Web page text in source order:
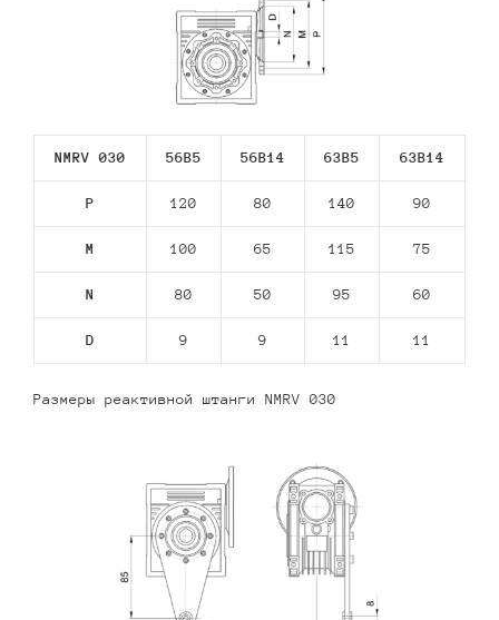
NMRV 030 56В5 56В14 63В5 63В14
P 120 80 140 90
M 100 65 115 75
N 80 50 95 60
D 9 9 11 11
Размеры реактивной штанги NMRV 030